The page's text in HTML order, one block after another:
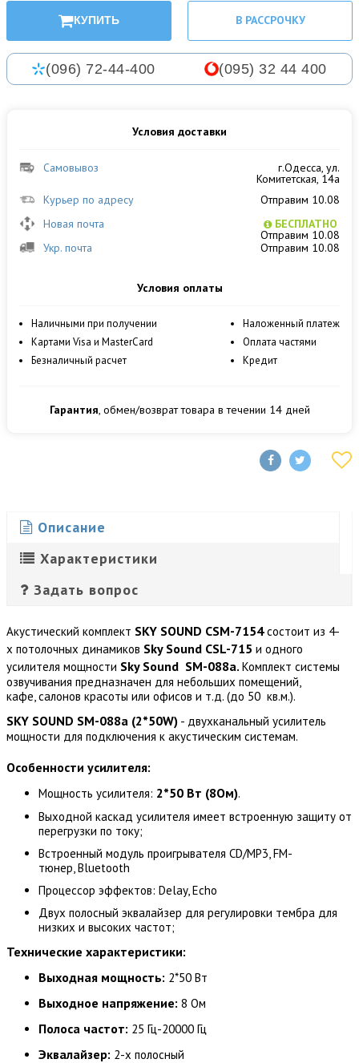
КУПИТЬ В РАССРОЧКУ
(096) 72-44-400 (095) 32 44 400
Условия доставки
Самовывоз г.Одесса, ул.
Комитетская, 14а
Курьер по адресу
Отправим 10.08
Новая почта
БЕСПЛАТНО
Отправим 10.08
Укр. почта
Отправим 10.08
Условия оплаты
Наличными при получении
Картами Visa и MasterCard
Безналичный расчет
Наложенный платеж
Оплата частями
Кредит
Гарантия, обмен/возврат товара в течении 14 дней
Описание
Характеристики
Задать вопрос
Акустический комплект SKY SOUND CSM-7154состоит из 4-
х потолочных динамиков Sky Sound CSL-715 и одного
усилителя мощности Sky Sound SM-088a. Комплект системы
озвучивания предназначен для небольших помещений,
кафе, салонов красоты или офисов и т.д. (до 50 кв.м.).
SKY SOUND SM-088a (2*50W) - двухканальный усилитель
мощности для подключения к акустическим системам.
Особенности усилителя:
Мощность усилителя: 2*50 Вт (8Ом).
Выходной каскад усилителя имеет встроенную защиту от
перегрузки по току;
Встроенный модуль проигрывателя CD/MP3, FM-
тюнер, Bluetooth
Процессор эффектов: Delay, Echo
Двух полосный эквалайзер для регулировки тембра для
низких и высоких частот;
Технические характеристики:
Выходная мощность: 2*50 Вт
Выходное напряжение: 8 Ом
Полоса частот: 25 Гц-20000 Гц
Эквалайзер: 2-х полосный